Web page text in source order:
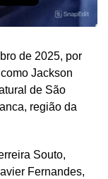
de 2025, por
Jackson
de São
região da
Souto,
Fernandes,